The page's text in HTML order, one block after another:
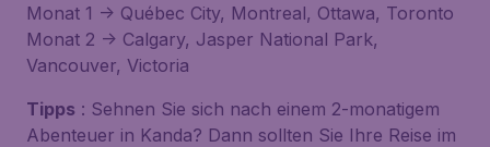
Monat 1 -> Québec City, Montreal, Ottawa, Toronto
Monat 2 -> Calgary, Jasper National Park,
Vancouver, Victoria
Tipps : Sehnen Sie sich nach einem 2-monatigem
Abenteuer in Kanda? Dann sollten Sie Ihre Reise im